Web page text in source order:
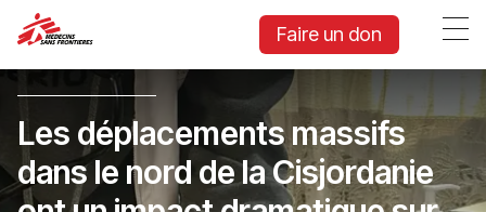
Faire un don
Les déplacements massifs
dans le nord de la Cisjordanie